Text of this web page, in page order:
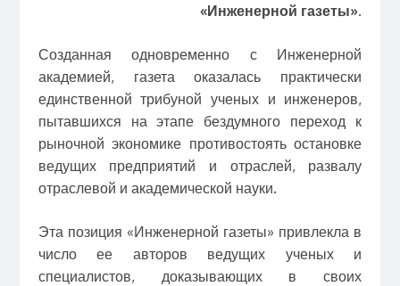
«Инженерной газеты».
Созданная одновременно с Инженерной
академией, газета оказалась практически
единственной трибуной ученых и инженеров,
пытавшихся на этапе бездумного переход к
рыночной экономике противостоять остановке
ведущих предприятий и отраслей, развалу
отраслевой и академической науки.
Эта позиция «Инженерной газеты» привлекла в
число ее авторов ведущих ученых и
специалистов, доказывающих в своих